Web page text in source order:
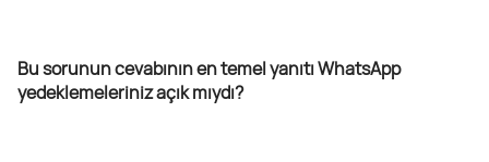
Bu sorunun cevabının en temel yanıtı WhatsApp
yedeklemeleriniz açık mıydı?